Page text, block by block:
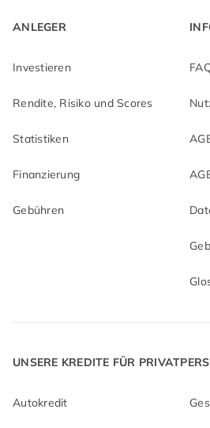
ANLEGER
Investieren
Rendite, Risiko und Scores
Statistiken
Finanzierung
Gebühren
UNSERE KREDITE FÜR
Autokredit